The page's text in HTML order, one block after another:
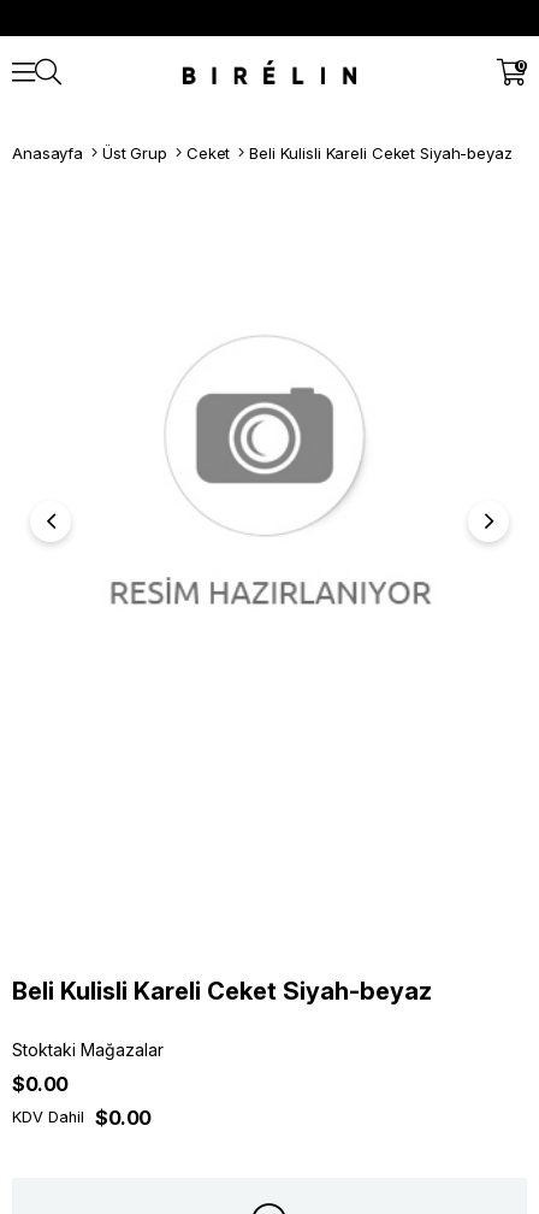
0
Anasayfa Üst Grup Ceket Beli Kulisli Kareli Ceket Siyah-beyaz
Beli Kulisli Kareli Ceket Siyah-beyaz
Stoktaki Mağazalar
$0.00
KDV Dahil $0.00